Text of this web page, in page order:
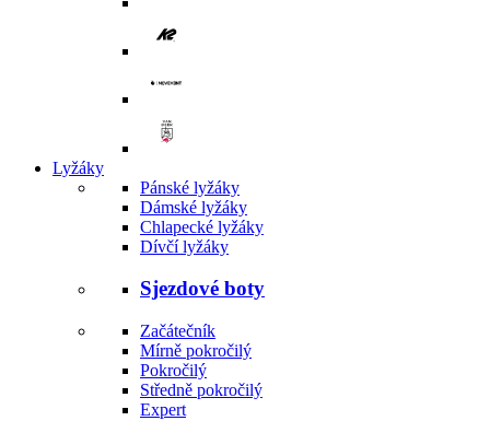
Lyžáky
Pánské lyžáky
Dámské lyžáky
Chlapecké lyžáky
Dívčí lyžáky
Sjezdové boty
Začátečník
Mírně pokročilý
Pokročilý
Středně pokročilý
Expert